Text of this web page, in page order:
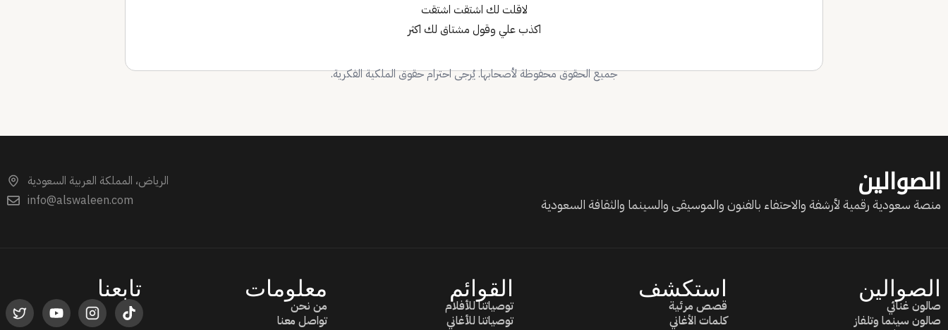
لاقلت لك اشتقت اشتقت
اكذب علي وقول مشتاق لك اكثر
جميع الحقوق محفوظة لأصحابها. يُرجى احترام حقوق الملكية الفكرية.
الصوالين
منصة سعودية رقمية لأرشفة والاحتفاء بالفنون والموسيقى والسينما والثقافة السعودية
الرياض، المملكة العربية السعودية
info@alswaleen.com
الصوالين
صالون غنائي
صالون سينما وتلفاز
استكشف
قصص مرئية
كلمات الأغاني
القوائم
توصياتنا للأفلام
توصياتنا للأغاني
معلومات
من نحن
تواصل معنا
تابعنا